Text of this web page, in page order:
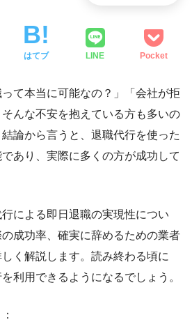
はてブ LINE Pocket
って本当に可能なの？」「会社が拒
んな不安を抱えている方も多いの
論から言うと、退職代行を使った
あり、実際に多くの方が成功して
による即日退職の実現性につい
成功率、確実に辞めるための業者
く解説します。読み終わる頃に
利用できるようになるでしょう。